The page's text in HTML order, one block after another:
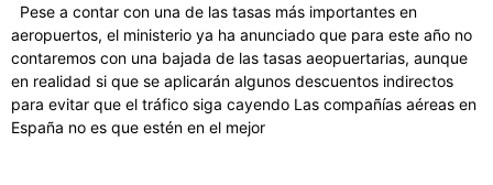
Pese a contar con una de las tasas más importantes en
aeropuertos, el ministerio ya ha anunciado que para este año no
contaremos con una bajada de las tasas aeopuertarias, aunque
en realidad si que se aplicarán algunos descuentos indirectos
para evitar que el tráfico siga cayendo Las compañías aéreas en
España no es que estén en el mejor